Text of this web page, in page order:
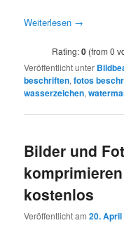
Weiterlesen →
Rating:0 (from 0
Veröffentlicht unter
beschriften,fotos
wasserzeichen,
Bilder und
kostenlos
Veröffentlicht am20. April